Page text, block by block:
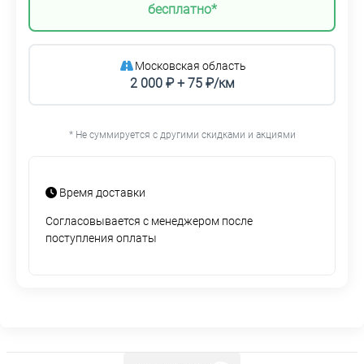
бесплатно*
Московская область
2 000 ₽ + 75 ₽/км
* Не суммируется с другими скидками и акциями
Время доставки
Согласовывается с менеджером после
поступления оплаты